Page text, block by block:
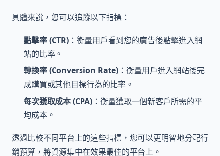
具體來說，您可以追蹤以下指標：
點擊率 (CTR) ：衡量用戶看到您的廣告後點擊進入網
站的比率。
轉換率 (Conversion Rate) ：衡量用戶進入網站後完
成購買或其他目標行為的比率。
每次獲取成本 (CPA) ：衡量獲取一個新客戶所需的平
均成本。
透過比較不同平台上的這些指標，您可以更明智地分配行
銷預算，將資源集中在效果最佳的平台上。